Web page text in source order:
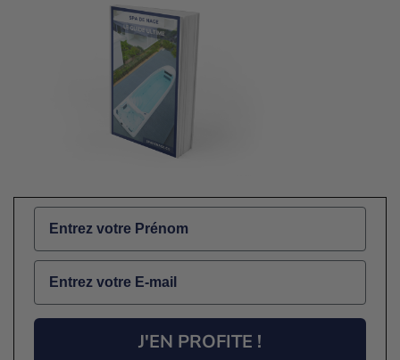
Name
Email
J'EN PROFITE !